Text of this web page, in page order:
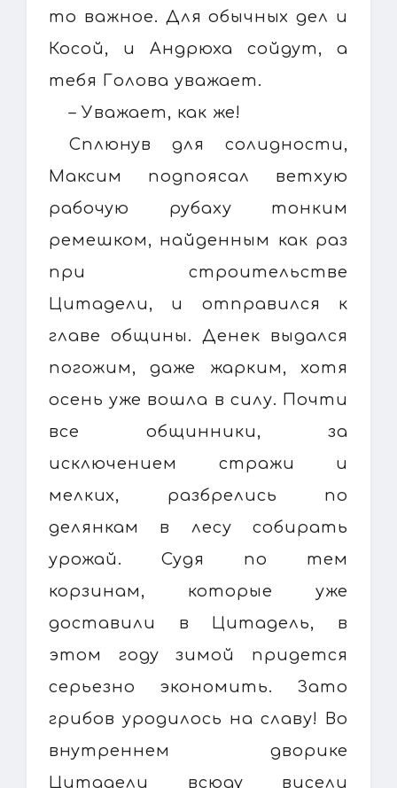
то важное. Для обычных дел и
Косой, и Андрюха сойдут, а
тебя Голова уважает.
– Уважает, как же!
Сплюнув для солидности,
Максим подпоясал ветхую
рабочую рубаху тонким
ремешком, найденным как раз
при строительстве
Цитадели, и отправился к
главе общины. Денек выдался
погожим, даже жарким, хотя
осень уже вошла в силу. Почти
все общинники, за
исключением стражи и
мелких, разбрелись по
делянкам в лесу собирать
урожай. Судя по тем
корзинам, которые уже
доставили в Цитадель, в
этом году зимой придется
серьезно экономить. Зато
грибов уродилось на славу! Во
внутреннем дворике
Цитадели всюду висели